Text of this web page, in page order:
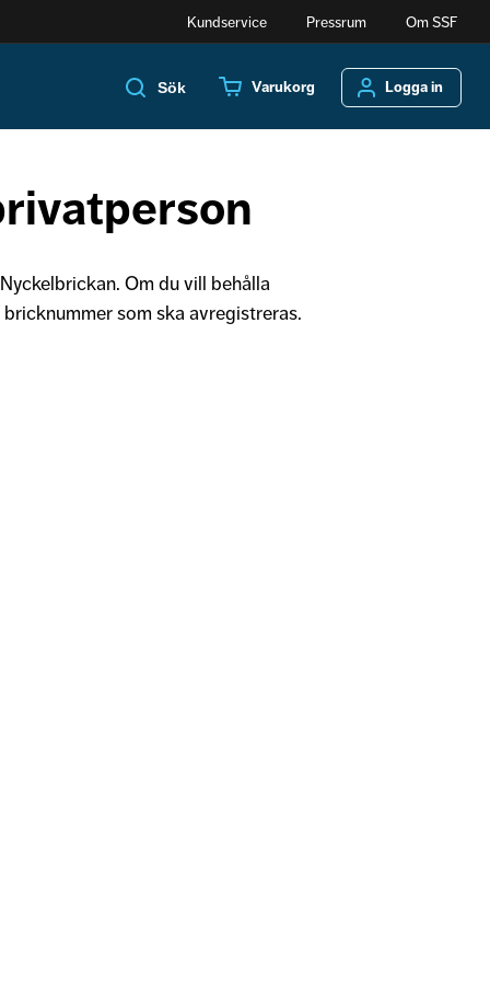
Kundservice Pressrum Om SSF
Sök Varukorg Logga in
Om du vill behålla
som ska avregistreras.